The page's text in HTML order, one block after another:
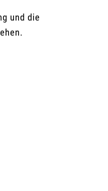
und die